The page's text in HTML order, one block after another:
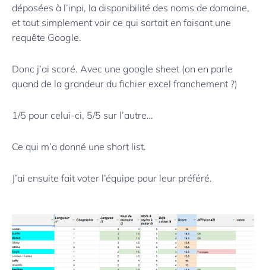
déposées à l’inpi, la disponibilité des noms de domaine,
et tout simplement voir ce qui sortait en faisant une
requête Google.
Donc j’ai scoré. Avec une google sheet (on en parle
quand de la grandeur du fichier excel franchement ?)
1/5 pour celui-ci, 5/5 sur l’autre…
Ce qui m’a donné une short list.
J’ai ensuite fait voter l’équipe pour leur préféré.